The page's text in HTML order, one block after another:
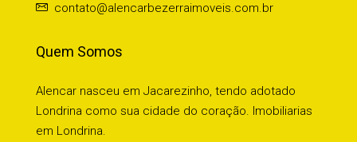
contato@alencarbezerraimoveis.com.br
Quem Somos
Alencar nasceu em Jacarezinho, tendo adotado
Londrina como sua cidade do coração. Imobiliarias
em Londrina.